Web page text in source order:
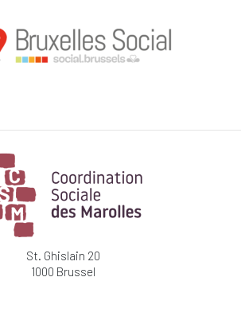
St. Ghislain 20
1000 Brussel